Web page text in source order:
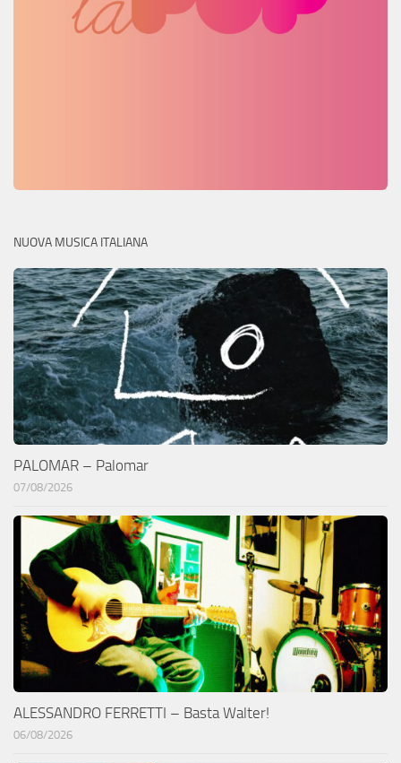
NUOVA MUSICA ITALIANA
PALOMAR – Palomar
07/08/2026
ALESSANDRO FERRETTI – Basta Walter!
06/08/2026